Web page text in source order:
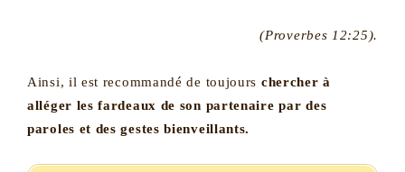
(Proverbes 12:25).
Ainsi, il est recommandé de toujours chercher à
alléger les fardeaux de son partenaire par des
paroles et des gestes bienveillants.